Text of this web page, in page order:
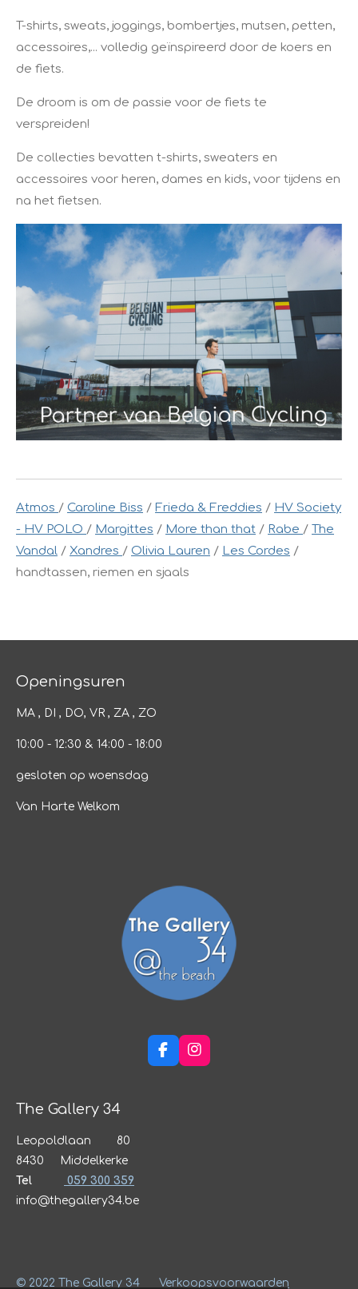
T-shirts, sweats, joggings, bombertjes, mutsen, petten,
accessoires,... volledig geïnspireerd door de koers en
de fiets.
De droom is om de passie voor de fiets te
verspreiden!
De collecties bevatten t-shirts, sweaters en
accessoires voor heren, dames en kids, voor tijdens en
na het fietsen.
Atmos / Caroline Biss / Frieda & Freddies / HV Society
- HV POLO / Margittes / More than that / Rabe / The
Vandal / Xandres / Olivia Lauren / Les Cordes /
handtassen, riemen en sjaals
Openingsuren
MA , DI , DO, VR , ZA , ZO
10:00 - 12:30 & 14:00 - 18:00
gesloten op woensdag
Van Harte Welkom
F
a
I
n
The Gallery 34
Leopoldlaan 80
8430 Middelkerke
Tel
059 300 359
info@thegallery34.be
© 2022 The Gallery 34 Verkoopsvoorwaarden